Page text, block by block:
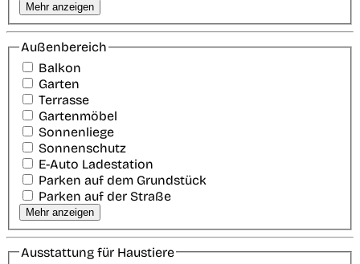
Mehr anzeigen
Außenbereich
Balkon
Garten
Terrasse
Gartenmöbel
Sonnenliege
Sonnenschutz
E-Auto Ladestation
Parken auf dem Grundstück
Parken auf der Straße
Mehr anzeigen
Ausstattung für Haustiere